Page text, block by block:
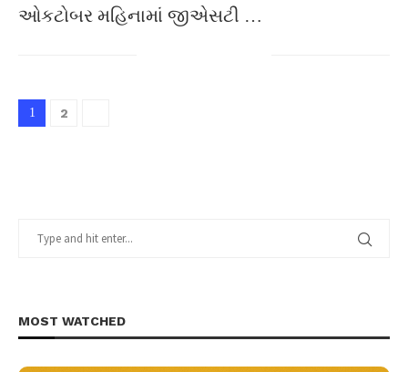
ઓકટોબર મહિનામાં જીએસટી …
1 2
MOST WATCHED